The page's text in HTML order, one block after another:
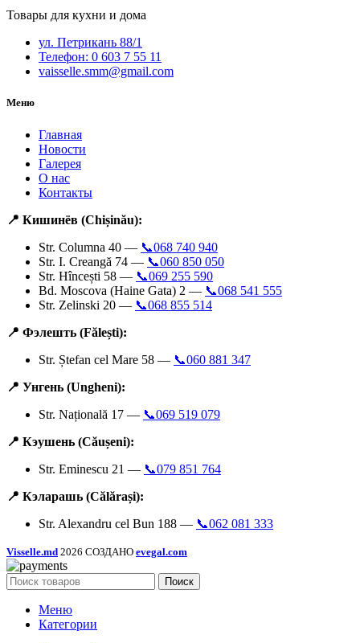
Товары для кухни и дома
ул. Петрикань 88/1
Телефон: 0 603 7 55 11
vaisselle.smm@gmail.com
Меню
Главная
Новости
Галерея
О нас
Контакты
📍 Кишинёв (Chișinău):
Str. Columna 40 — 📞068 740 940
Str. I. Creangă 74 — 📞060 850 050
Str. Hîncești 58 — 📞069 255 590
Bd. Moscova (Haine Gata) 2 — 📞068 541 555
Str. Zelinski 20 — 📞068 855 514
📍 Фэлешть (Fălești):
Str. Ștefan cel Mare 58 — 📞060 881 347
📍 Унгень (Ungheni):
Str. Națională 17 — 📞069 519 079
📍 Кэушень (Căușeni):
Str. Eminescu 21 — 📞079 851 764
📍 Кэларашь (Călărași):
Str. Alexandru cel Bun 188 — 📞062 081 333
Visselle.md 2026 СОЗДАНО evegal.com
Поиск
Меню
Категории